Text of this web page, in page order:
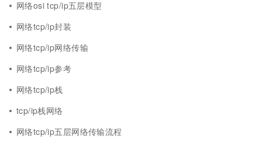
网络osi tcp/ip五层模型
网络tcp/ip封装
网络tcp/ip网络传输
网络tcp/ip参考
网络tcp/ip栈
tcp/ip栈网络
网络tcp/ip五层网络传输流程